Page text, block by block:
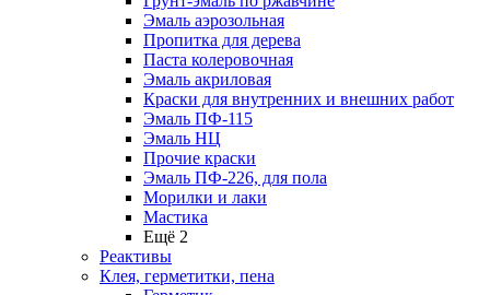
Эмаль аэрозольная
Пропитка для дерева
Паста колеровочная
Эмаль акриловая
Краски для внутренних и внешних работ
Эмаль ПФ-115
Эмаль НЦ
Прочие краски
Эмаль ПФ-226, для пола
Морилки и лаки
Мастика
Ещё 2
Реактивы
Клея, герметитки, пена